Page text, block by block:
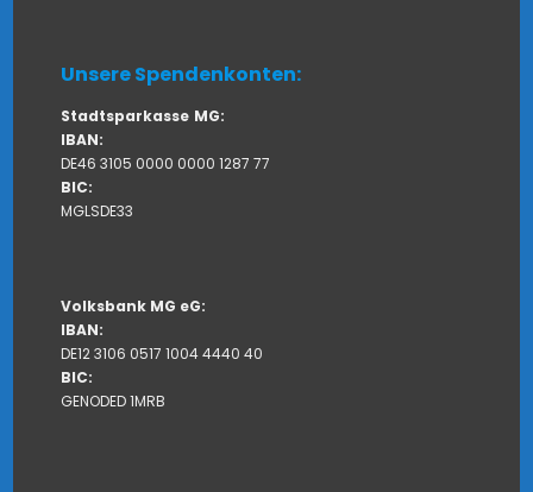
Unsere Spendenkonten:
Stadtsparkasse MG:
IBAN:
DE46 3105 0000 0000 1287 77
BIC:
MGLSDE33
Volksbank MG eG:
IBAN:
DE12 3106 0517 1004 4440 40
BIC:
GENODED 1MRB